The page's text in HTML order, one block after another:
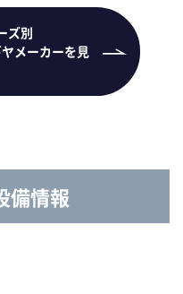
ズ別
メーカーを見
備情報